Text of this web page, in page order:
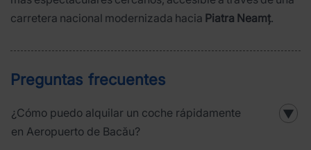
carretera nacional modernizada hacia Piatra Neamț.
Preguntas frecuentes
¿Cómo puedo alquilar un coche rápidamente
en Aeropuerto de Bacău?
▼